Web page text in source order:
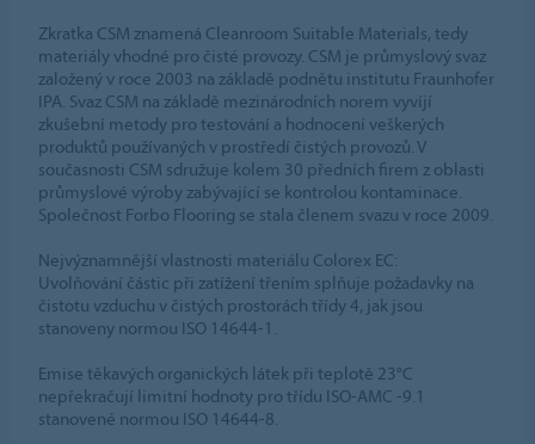
Zkratka CSM znamená Cleanroom Suitable Materials, tedy
materiály vhodné pro čisté provozy. CSM je průmyslový svaz
založený v roce 2003 na základě podnětu institutu Fraunhofer
IPA. Svaz CSM na základě mezinárodních norem vyvíjí
zkušební metody pro testování a hodnocení veškerých
produktů používaných v prostředí čistých provozů. V
současnosti CSM sdružuje kolem 30 předních firem z oblasti
průmyslové výroby zabývající se kontrolou kontaminace.
Společnost Forbo Flooring se stala členem svazu v roce 2009.
Nejvýznamnější vlastnosti materiálu Colorex EC:
Uvolňování částic při zatížení třením splňuje požadavky na
čistotu vzduchu v čistých prostorách třídy 4, jak jsou
stanoveny normou ISO 14644-1.
Emise těkavých organických látek při teplotě 23°C
nepřekračují limitní hodnoty pro třídu ISO-AMC -9.1
stanovené normou ISO 14644-8.